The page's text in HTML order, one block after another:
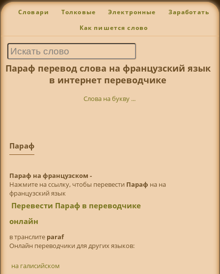
Словари Толковые Электронные Заработать
Как пишется слово
Параф перевод слова на французский язык
в интернет переводчике
Слова на букву ...
Параф
Параф на французском -
Нажмите на ссылку, чтобы перевести Параф на на
французский язык
Перевести Параф в переводчике
онлайн
в транслитe paraf
Онлайн переводчики для других языков:
на галисийском